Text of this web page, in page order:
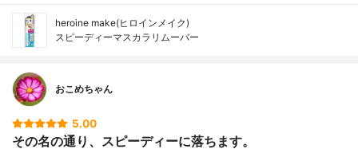
heroine make(ヒロインメイク)
スピーディーマスカラリムーバー
おこめちゃん
5.00
その名の通り、スピーディーに落ちます。